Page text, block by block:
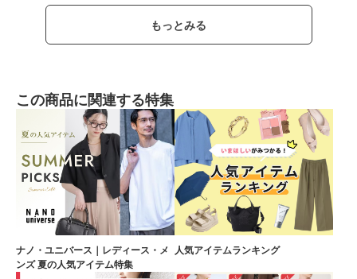
もっとみる
この商品に関連する特集
ナノ・ユニバース｜レディース・メ
ンズ 夏の人気アイテム特集
人気アイテムランキング